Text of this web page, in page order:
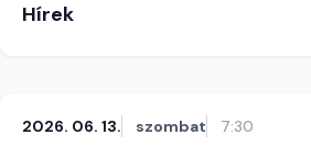
Hírek
2026. 06. 13. szombat 7:30